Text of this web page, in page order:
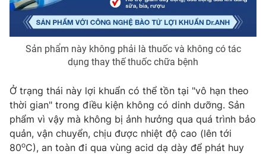
Sản phẩm này không phải là thuốc và không có tác
dụng thay thế thuốc chữa bệnh
Ở trạng thái này lợi khuẩn có thể tồn tại "vô hạn theo
thời gian" trong điều kiện không có dinh dưỡng. Sản
phẩm vì vậy mà không bị ảnh hưởng qua quá trình bảo
quản, vận chuyển, chịu được nhiệt độ cao (lên tới
80oC), an toàn đi qua vùng acid dạ dày để phát huy